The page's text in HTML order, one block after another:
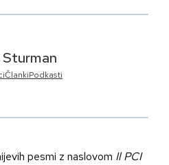
Sturman
ČlankiPodkasti
pesmi z naslovom Il PCI